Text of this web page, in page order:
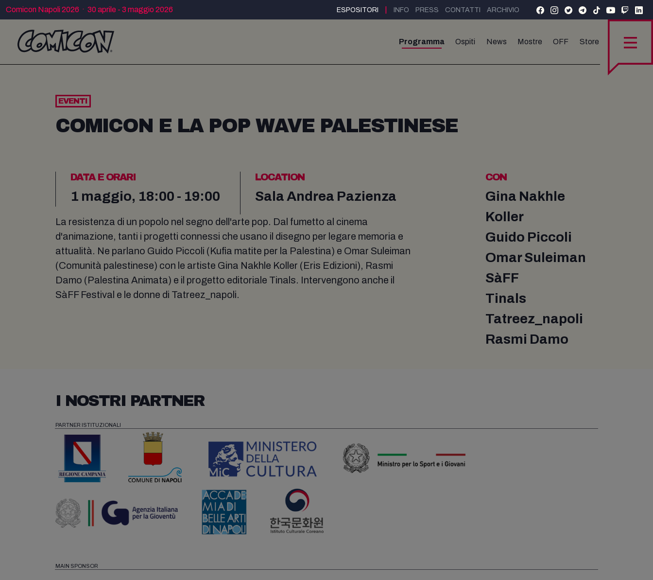
Comicon Napoli 2026 · 30 aprile - 3 maggio 2026 ESPOSITORI INFO PRESS CONTATTI ARCHIVIO
Programma Ospiti News Mostre OFF Store
EVENTI
COMICON E LA POP WAVE PALESTINESE
DATA E ORARI
1 maggio, 18:00 - 19:00
LOCATION
Sala Andrea Pazienza
La resistenza di un popolo nel segno dell'arte pop. Dal fumetto al cinema
d'animazione, tanti i progetti connessi che usano il disegno per legare memoria e
attualità. Ne parlano Guido Piccoli (Kufia matite per la Palestina) e Omar Suleiman
(Comunità palestinese) con le artiste Gina Nakhle Koller (Eris Edizioni), Rasmi
Damo (Palestina Animata) e il progetto editoriale Tinals. Intervengono anche il
SàFF Festival e le donne di Tatreez_napoli.
CON
Gina Nakhle
Koller
Guido Piccoli
Omar Suleiman
SàFF
Tinals
Tatreez_napoli
Rasmi Damo
I NOSTRI PARTNER
PARTNER ISTITUZIONALI
MAIN SPONSOR